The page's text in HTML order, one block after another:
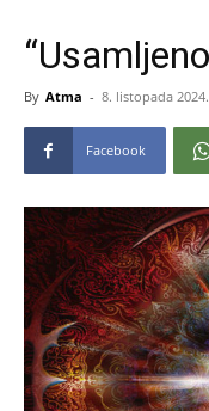
By Atma - 8. listopada 2024.
Facebook